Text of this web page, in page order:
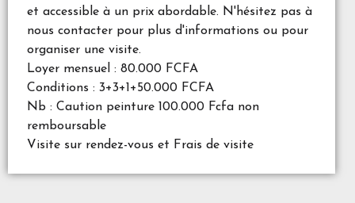
et accessible à un prix abordable. N'hésitez pas à
nous contacter pour plus d'informations ou pour
organiser une visite.
Loyer mensuel : 80.000 FCFA
Conditions : 3+3+1+50.000 FCFA
Nb : Caution peinture 100.000 Fcfa non
remboursable
Visite sur rendez-vous et Frais de visite